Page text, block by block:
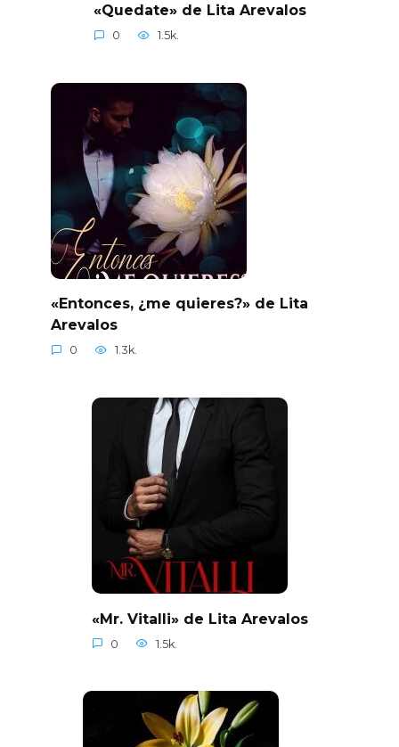
«Quedate» de Lita Arevalos
0 1.5k.
«Entonces, ¿me quieres?» de Lita
Arevalos
0 1.3k.
«Mr. Vitalli» de Lita Arevalos
0 1.5k.